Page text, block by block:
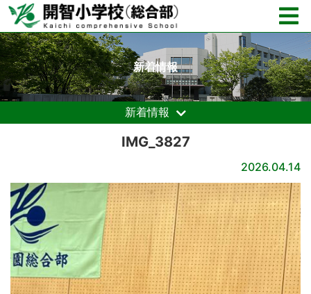
新着情報
新着情報
IMG_3827
2026.04.14